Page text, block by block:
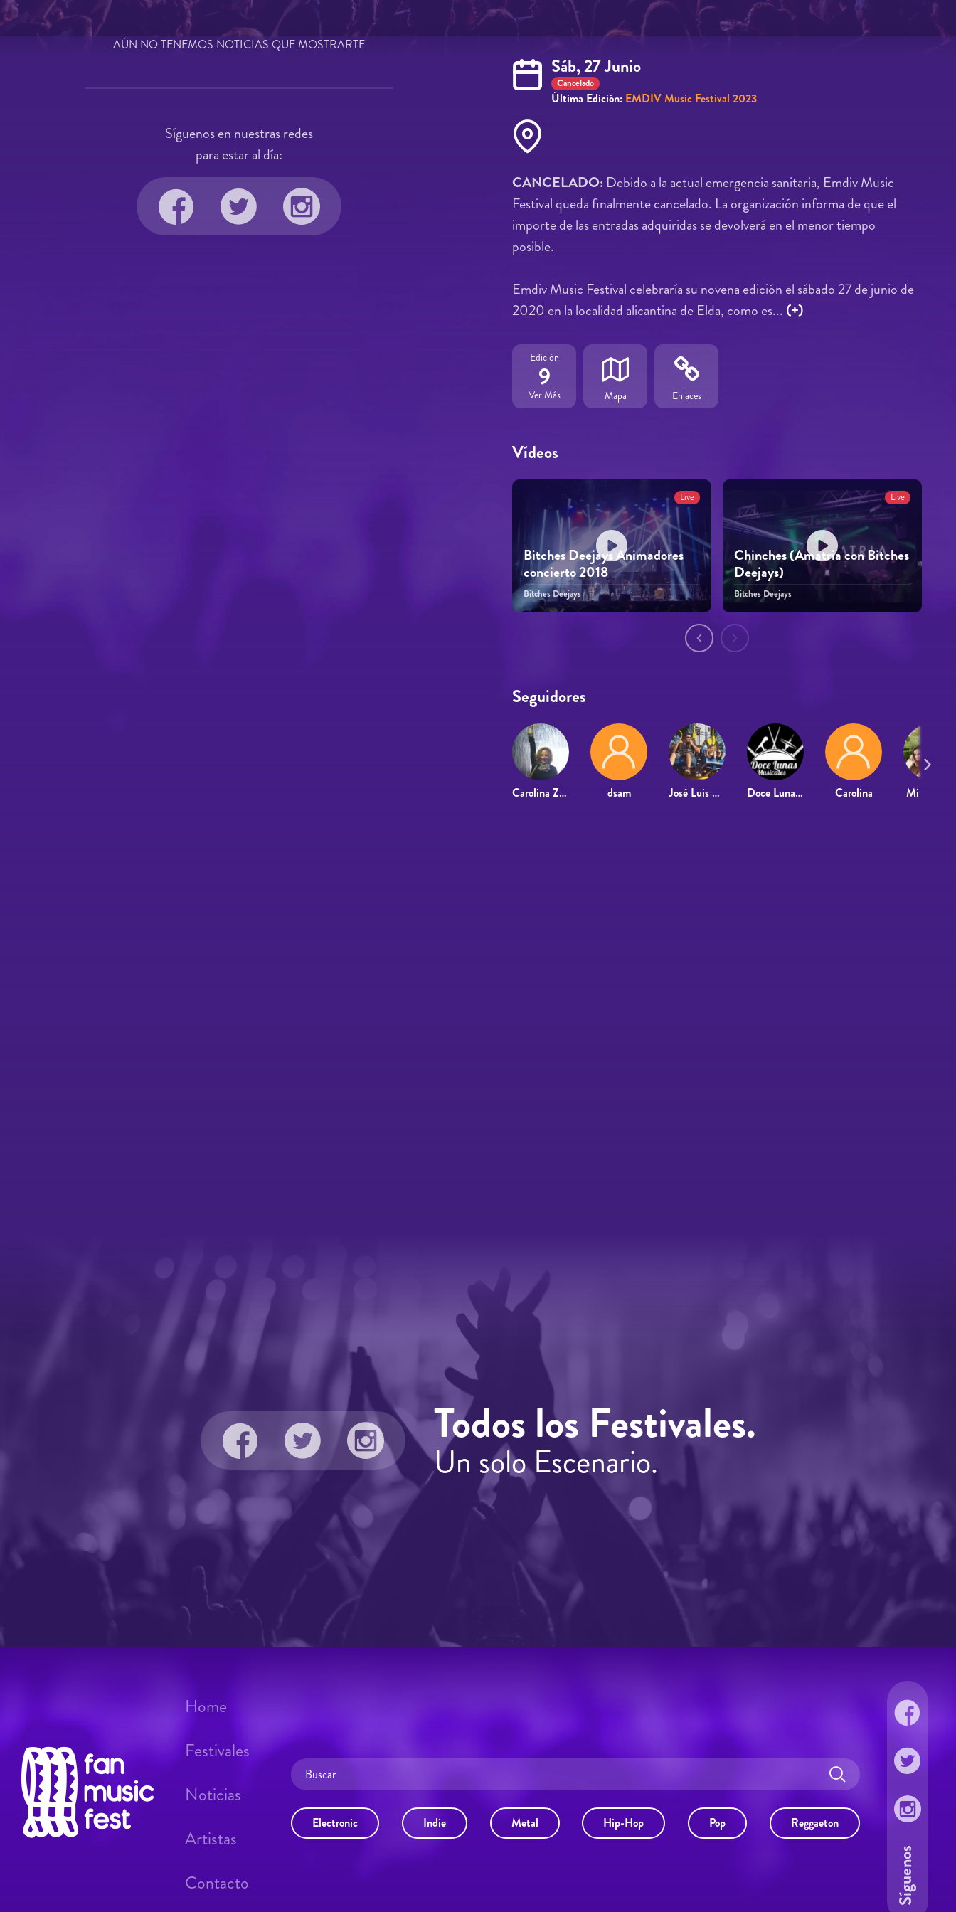
Sáb, 27 Junio
Cancelado
Última Edición: EMDIV Music Festival 2023
CANCELADO: Debido a la actual emergencia sanitaria, Emdiv Music
Festival queda finalmente cancelado. La organización informa de que el
importe de las entradas adquiridas se devolverá en el menor tiempo
posible.
Emdiv Music Festival celebraría su novena edición el sábado 27 de junio de
2020 en la localidad alicantina de Elda, como es... (+)
Edición
9
Ver Más Mapa Enlaces
Vídeos
Live
Bitches Deejays Animadores
concierto 2018
Bitches Deejays
Live
Chinches (Amatria con Bitches
Deejays)
Bitches Deejays
Seguidores
Carolina Zafrilla Disla dsam José Luis Alberola Doce Lunas Musicales Carolina Miren
AÚN NO TENEMOS NOTICIAS QUE MOSTRARTE
Síguenos en nuestras redes
para estar al día:
Todos los Festivales.
Un solo Escenario.
Electronic Indie Metal Hip-Hop Pop Reggaeton
Home
Festivales
Noticias
Artistas
Contacto
Síguenos